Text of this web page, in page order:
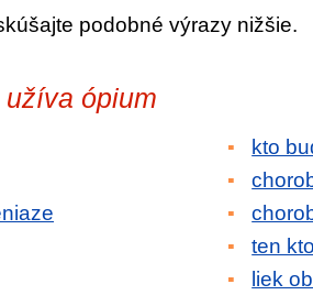
podobné výrazy nižšie.
ópium
kto
ten
liek